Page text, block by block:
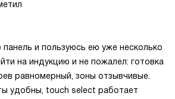
панель и пользуюсь ею уже несколько
на индукцию и не пожалел: готовка
равномерный, зоны отзывчивые.
удобны, touch select работает